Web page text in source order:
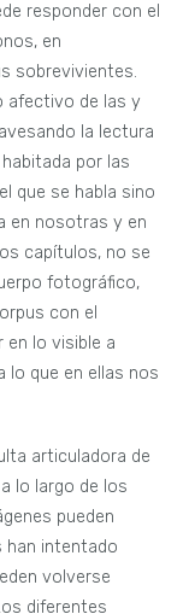
responder con el
en
sobrevivientes.
afectivo de las y
la lectura
por las
que se habla sino
en nosotras y en
capítulos, no se
fotográfico,
con el
en lo visible a
lo que en ellas nos
articuladora de
lo largo de los
pueden
han intentado
volverse
diferentes